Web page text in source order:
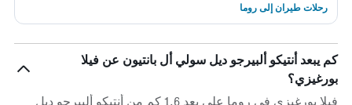
رحلات طيران إلى روما
كم يبعد أنتيكو ألبيرجو ديل سولي أل بانتيون عن فيلا
بورغيزي؟
فيلا بورغيزي في روما على بعد 1.6 كم من أنتيكو ألبيرجو ديل